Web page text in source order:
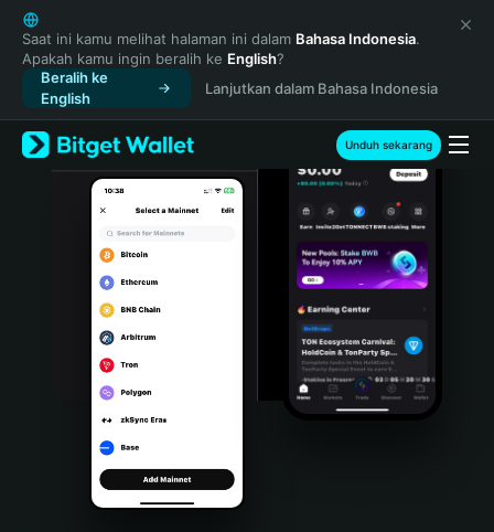
English
日本語
Tiếng Việt
Русский
Español (Latinoamérica)
Türkçe
Italiano
Português (Portugal)
Bahasa Indonesia
Português (Brasil)
Español (Argentina)
Saat ini kamu melihat halaman ini dalam Bahasa Indonesia.
Apakah kamu ingin beralih ke English?
Beralih ke
English
Lanjutkan dalam Bahasa Indonesia
Unduh sekarang